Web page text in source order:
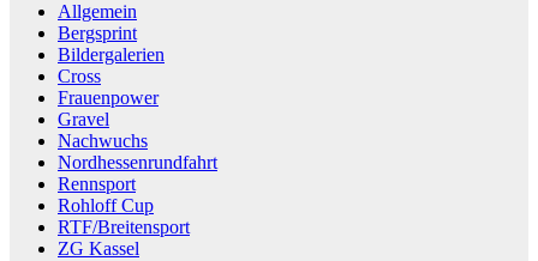
Allgemein
Bergsprint
Bildergalerien
Cross
Frauenpower
Gravel
Nachwuchs
Nordhessenrundfahrt
Rennsport
Rohloff Cup
RTF/Breitensport
ZG Kassel